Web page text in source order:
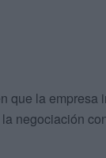
que la
negociación